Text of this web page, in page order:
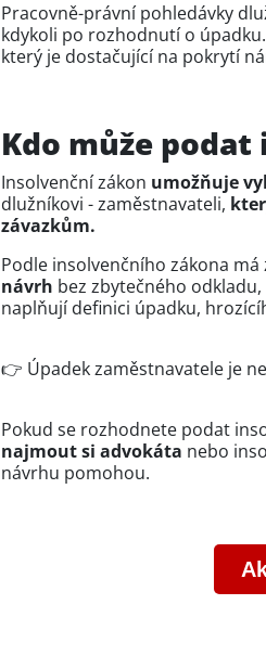
Pracovně-právní pohledávky
kdykoli po rozhodnutí o
který je dostačující na pokrytí
Kdo může
Insolvenční zákon umožňuje
dlužníkovi - zaměstnavateli,
závazkům.
Podle insolvenčního zákona má
návrh bez zbytečného
naplňují definici úpadku,
👉 Úpadek zaměstnavatele je
Pokud se rozhodnete podat
najmout si advokáta nebo
návrhu pomohou.